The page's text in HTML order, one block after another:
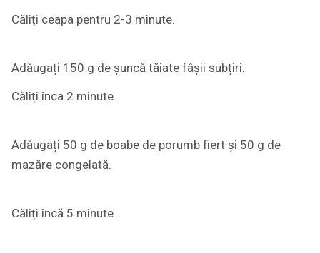
Căliți ceapa pentru 2-3 minute.
Adăugați 150 g de șuncă tăiate fâșii subțiri.
Căliți înca 2 minute.
Adăugați 50 g de boabe de porumb fiert și 50 g de
mazăre congelată.
Căliți încă 5 minute.